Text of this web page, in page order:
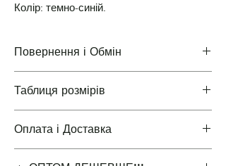
Колір: темно-синій.
Повернення і Обмін
Повернення і Обмін
Таблиця розмірів
Таблиці розмірів одягу
Оплата і Доставка